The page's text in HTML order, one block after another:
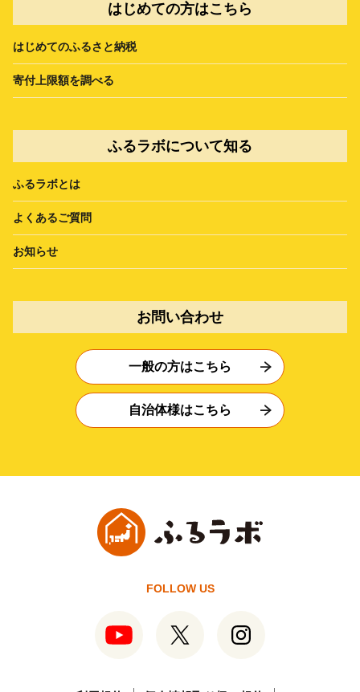
はじめての方はこちら
はじめてのふるさと納税
寄付上限額を調べる
ふるラボについて知る
ふるラボとは
よくあるご質問
お知らせ
お問い合わせ
一般の方はこちら
自治体様はこちら
FOLLOW US